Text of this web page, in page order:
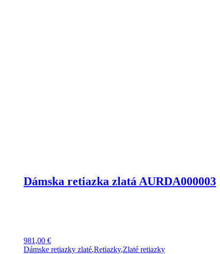
Dámska retiazka zlatá AURDA000003
981,00 €
Dámske retiazky zlaté,Retiazky,Zlaté retiazky